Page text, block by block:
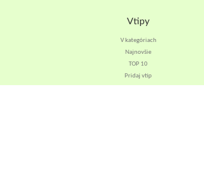
Vtipy
V kategóriach
Najnovšie
TOP 10
Pridaj vtip